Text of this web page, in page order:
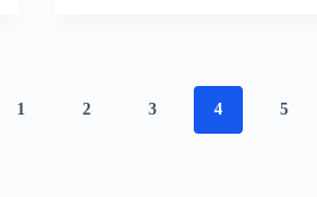
1 2 3 4 5